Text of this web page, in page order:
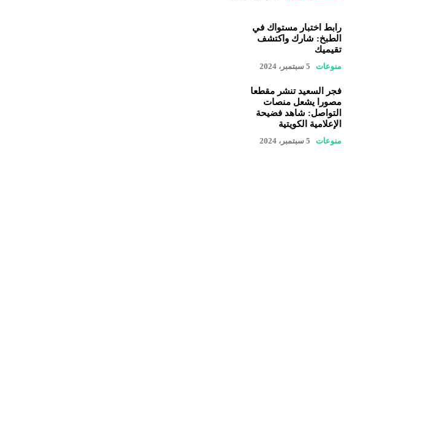
رابط اختبار مستواك في
الطبخ: شارك واكتشف
تقيميك
منوعات 5 سبتمبر، 2024
فجر السعيد تنشر مقطعا
مصورا يشعل منصات
التواصل: شاهد فضيحة
الإعلامية الكويتية
منوعات 5 سبتمبر، 2024